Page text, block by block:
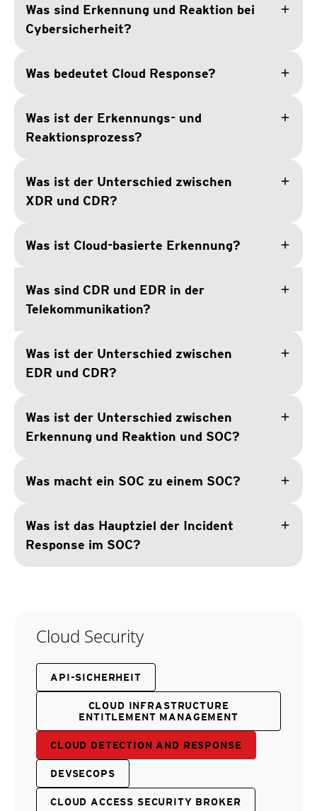
Was sind Erkennung und Reaktion bei
Cybersicherheit?
add
Was bedeutet Cloud Response? add
Was ist der Erkennungs- und
Reaktionsprozess?
add
Was ist der Unterschied zwischen
XDR und CDR?
add
Was ist Cloud-basierte Erkennung? add
Was sind CDR und EDR in der
Telekommunikation?
add
Was ist der Unterschied zwischen
EDR und CDR?
add
Was ist der Unterschied zwischen
Erkennung und Reaktion und SOC?
add
Was macht ein SOC zu einem SOC? add
Was ist das Hauptziel der Incident
Response im SOC?
add
Cloud Security
API-SICHERHEIT
CLOUD INFRASTRUCTURE
ENTITLEMENT MANAGEMENT
CLOUD DETECTION AND RESPONSE
DEVSECOPS
CLOUD ACCESS SECURITY BROKER